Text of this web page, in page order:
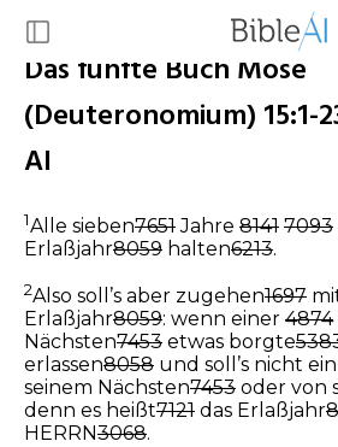
Das fünfte Buch Mose
(Deuteronomium) 15:1-
AI
1Alle sieben7651Jahre 8141 7093
Erlaßjahr8059 halten6213.
2Also soll’s aber zugehen1697
Erlaßjahr8059: wenn einer 4874
Nächsten7453 etwas borgte
erlassen8058 und soll’s nicht
seinem Nächsten7453 oder von
denn es heißt7121 das Erlaßjahr
HERRN3068.